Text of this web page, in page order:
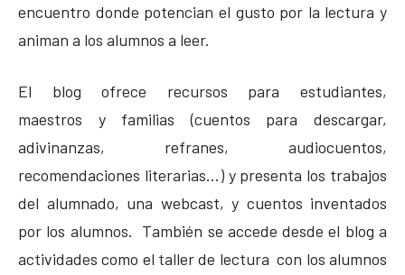
encuentro donde potencian el gusto por la lectura y
animan a los alumnos a leer.
El blog ofrece recursos para estudiantes,
maestros y familias (cuentos para descargar,
adivinanzas, refranes, audiocuentos,
recomendaciones literarias…) y presenta los trabajos
del alumnado, una webcast, y cuentos inventados
por los alumnos. También se accede desde el blog a
actividades como el taller de lectura con los alumnos